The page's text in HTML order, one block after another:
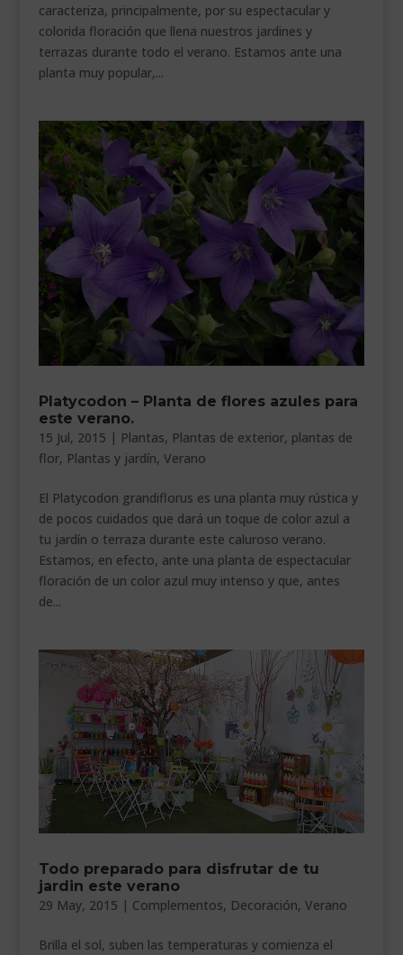
caracteriza, principalmente, por su espectacular y
colorida floración que llena nuestros jardines y
terrazas durante todo el verano. Estamos ante una
planta muy popular,...
Platycodon – Planta de flores azules para
este verano.
15 Jul, 2015 | Plantas, Plantas de exterior, plantas de
flor, Plantas y jardín, Verano
El Platycodon grandiflorus es una planta muy rústica y
de pocos cuidados que dará un toque de color azul a
tu jardín o terraza durante este caluroso verano.
Estamos, en efecto, ante una planta de espectacular
floración de un color azul muy intenso y que, antes
de...
Todo preparado para disfrutar de tu
jardin este verano
29 May, 2015 | Complementos, Decoración, Verano
Brilla el sol, suben las temperaturas y comienza el